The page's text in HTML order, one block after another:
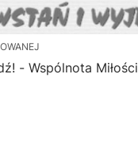
- Wspólnota Miłości